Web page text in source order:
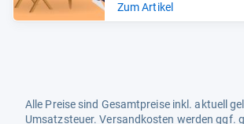
Zum Artikel
Alle Preise sind Gesamtpreise inkl. aktuell
Umsatzsteuer. Versandkosten werden ggf.